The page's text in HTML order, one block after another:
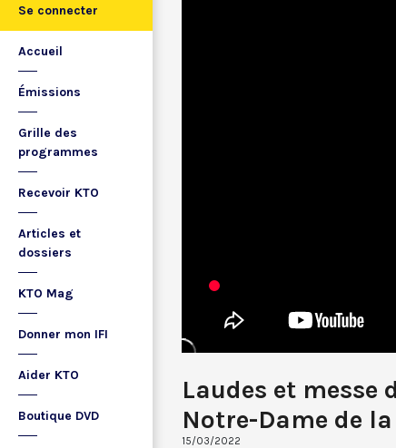
Se connecter
Accueil
Émissions
Grille des
programmes
Recevoir KTO
Articles et
dossiers
KTO Mag
Donner mon IFI
Aider KTO
Boutique DVD
Laudes et messe
Notre-Dame de
15/03/2022